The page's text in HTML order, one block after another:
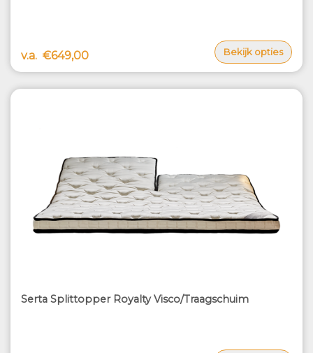
v.a. €649,00 Bekijk opties
Serta Splittopper Royalty Visco/Traagschuim